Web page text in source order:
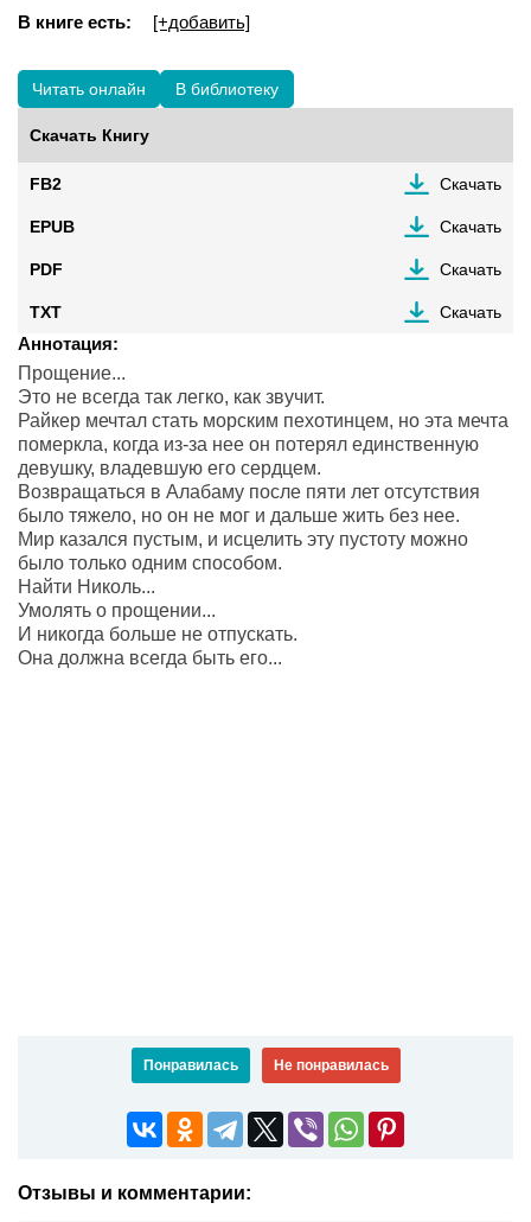
В книге есть: [+добавить]
Читать онлайн В библиотеку
Скачать Книгу
FB2 Скачать
EPUB Скачать
PDF Скачать
TXT Скачать
Аннотация:
Прощение...
Это не всегда так легко, как звучит.
Райкер мечтал стать морским пехотинцем, но эта мечта
померкла, когда из-за нее он потерял единственную
девушку, владевшую его сердцем.
Возвращаться в Алабаму после пяти лет отсутствия
было тяжело, но он не мог и дальше жить без нее.
Мир казался пустым, и исцелить эту пустоту можно
было только одним способом.
Найти Николь...
Умолять о прощении...
И никогда больше не отпускать.
Она должна всегда быть его...
Понравилась Не понравилась
Отзывы и комментарии: